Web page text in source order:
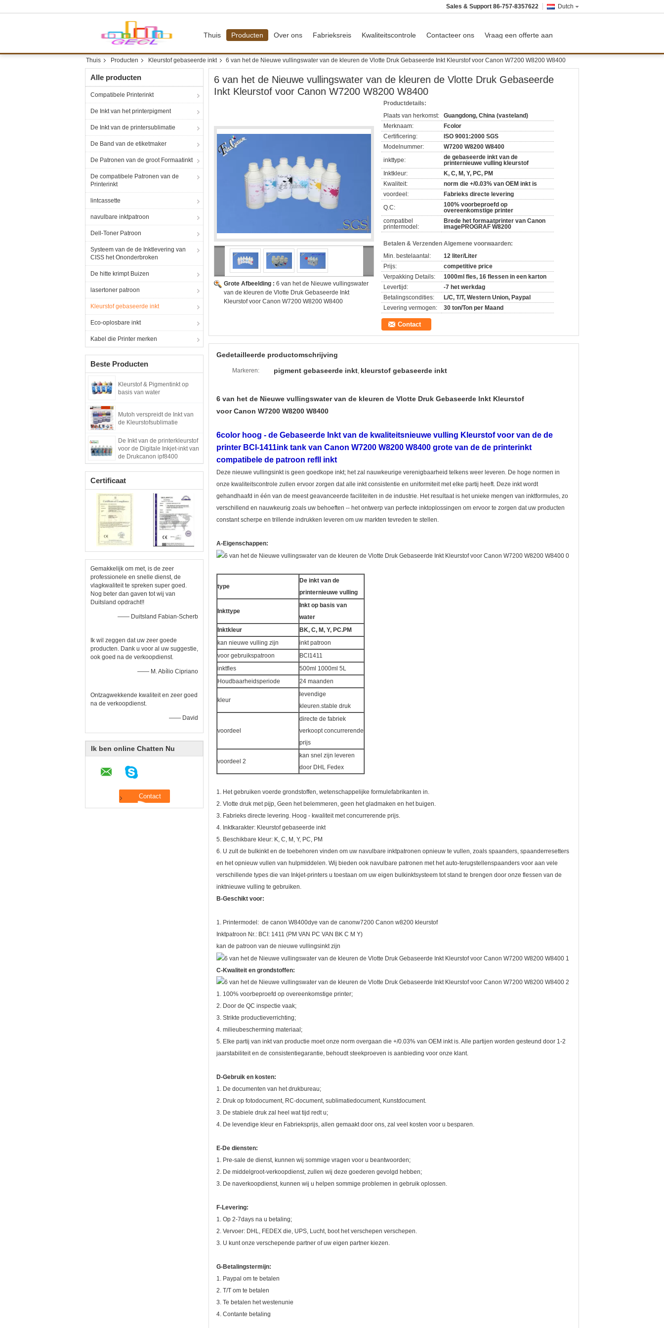
Dutch
Sales & Support 86-757-8357622
Thuis Producten Over ons Fabrieksreis Kwaliteitscontrole Contacteer ons Vraag een offerte aan
Thuis Producten Kleurstof gebaseerde inkt 6 van het de Nieuwe vullingswater van de kleuren de Vlotte Druk Gebaseerde Inkt Kleurstof voor Canon W7200 W8200 W8400
Alle producten
Compatibele Printerinkt
De Inkt van het printerpigment
De Inkt van de printersublimatie
De Band van de etiketmaker
De Patronen van de groot Formaatinkt
De compatibele Patronen van de
Printerinkt
lintcassette
navulbare inktpatroon
Dell-Toner Patroon
Systeem van de de Inktlevering van
CISS het Ononderbroken
De hitte krimpt Buizen
lasertoner patroon
Kleurstof gebaseerde inkt
Eco-oplosbare inkt
Kabel die Printer merken
Beste Producten
Kleurstof & Pigmentinkt op
basis van water
Mutoh verspreidt de Inkt van
de Kleurstofsublimatie
De Inkt van de printerkleurstof
voor de Digitale Inkjet-inkt van
de Drukcanon ipf8400
Certificaat
Gemakkelijk om met, is de zeer
professionele en snelle dienst, de
vlagkwaliteit te spreken super goed.
Nog beter dan gaven tot wij van
Duitsland opdracht!!
—— Duitsland Fabian-Scherb
Ik wil zeggen dat uw zeer goede
producten. Dank u voor al uw suggestie,
ook goed na de verkoopdienst.
—— M. Abílio Cipriano
Ontzagwekkende kwaliteit en zeer goed
na de verkoopdienst.
—— David
Ik ben online Chatten Nu
6 van het de Nieuwe vullingswater van de kleuren de Vlotte Druk Gebaseerde
Inkt Kleurstof voor Canon W7200 W8200 W8400
Grote Afbeelding : 6 van het de Nieuwe vullingswater
van de kleuren de Vlotte Druk Gebaseerde Inkt
Kleurstof voor Canon W7200 W8200 W8400
Productdetails:
Plaats van herkomst:
Guangdong, China (vasteland)
Merknaam:
Fcolor
Certificering:
ISO 9001:2000 SGS
Modelnummer:
W7200 W8200 W8400
inkttype:
de gebaseerde inkt van de
printernieuwe vulling kleurstof
Inktkleur:
K, C, M, Y, PC, PM
Kwaliteit:
norm die +/0.03% van OEM inkt is
voordeel:
Fabrieks directe levering
Q.C:
100% voorbeproefd op
overeenkomstige printer
compatibel
printermodel:
Brede het formaatprinter van Canon
imagePROGRAF W8200
Betalen & Verzenden Algemene voorwaarden:
Min. bestelaantal:
12 liter/Liter
Prijs:
competitive price
Verpakking Details:
1000ml fles, 16 flessen in een karton
Levertijd:
-7 het werkdag
Betalingscondities:
L/C, T/T, Western Union, Paypal
Levering vermogen:
30 ton/Ton per Maand
Contact
Gedetailleerde productomschrijving
Markeren: pigment gebaseerde inkt, kleurstof gebaseerde inkt
6 van het de Nieuwe vullingswater van de kleuren de Vlotte Druk Gebaseerde Inkt Kleurstof
voor Canon W7200 W8200 W8400
6color hoog - de Gebaseerde Inkt van de kwaliteitsnieuwe vulling Kleurstof voor van de de
printer BCI-1411ink tank van Canon W7200 W8200 W8400 grote van de de printerinkt
compatibele de patroon refll inkt
Deze nieuwe vullingsinkt is geen goedkope inkt; het zal nauwkeurige verenigbaarheid telkens weer leveren. De hoge normen in
onze kwaliteitscontrole zullen ervoor zorgen dat alle inkt consistentie en uniformiteit met elke partij heeft. Deze inkt wordt
gehandhaafd in één van de meest geavanceerde faciliteiten in de industrie. Het resultaat is het unieke mengen van inktformules, zo
verschillend en nauwkeurig zoals uw behoeften -- het ontwerp van perfecte inktoplossingen om ervoor te zorgen dat uw producten
constant scherpe en trillende indrukken leveren om uw markten tevreden te stellen.
A-Eigenschappen:
type
De inkt van de
printernieuwe vulling
Inkttype
Inkt op basis van
water
Inktkleur
BK, C, M, Y, PC.PM
kan nieuwe vulling zijn
inkt patroon
voor gebruikspatroon
BCI1411
inktfles
500ml 1000ml 5L
Houdbaarheidsperiode
24 maanden
kleur
levendige
kleuren.stable druk
voordeel
directe de fabriek
verkoopt concurrerende
prijs
voordeel 2
kan snel zijn leveren
door DHL Fedex
1. Het gebruiken voerde grondstoffen, wetenschappelijke formulefabrikanten in.
2. Vlotte druk met pijp, Geen het belemmeren, geen het gladmaken en het buigen.
3. Fabrieks directe levering. Hoog - kwaliteit met concurrerende prijs.
4. Inktkarakter: Kleurstof gebaseerde inkt
5. Beschikbare kleur: K, C, M, Y, PC, PM
6. U zult de bulkinkt en de toebehoren vinden om uw navulbare inktpatronen opnieuw te vullen, zoals spaanders, spaanderresetters
en het opnieuw vullen van hulpmiddelen. Wij bieden ook navulbare patronen met het auto-terugstellenspaanders voor aan vele
verschillende types die van Inkjet-printers u toestaan om uw eigen bulkinktsysteem tot stand te brengen door onze flessen van de
inktnieuwe vulling te gebruiken.
B-Geschikt voor:
1. Printermodel: de canon W8400dye van de canonw7200 Canon w8200 kleurstof
Inktpatroon Nr.: BCI: 1411 (PM VAN PC VAN BK C M Y)
kan de patroon van de nieuwe vullingsinkt zijn
C-Kwaliteit en grondstoffen:
1. 100% voorbeproefd op overeenkomstige printer;
2. Door de QC inspectie vaak;
3. Strikte productieverrichting;
4. milieubescherming materiaal;
5. Elke partij van inkt van productie moet onze norm overgaan die +/0.03% van OEM inkt is. Alle partijen worden gesteund door 1-2
jaarstabiliteit en de consistentiegarantie, behoudt steekproeven is aanbieding voor onze klant.
D-Gebruik en kosten:
1. De documenten van het drukbureau;
2. Druk op fotodocument, RC-document, sublimatiedocument, Kunstdocument.
3. De stabiele druk zal heel wat tijd redt u;
4. De levendige kleur en Fabrieksprijs, allen gemaakt door ons, zal veel kosten voor u besparen.
E-De diensten:
1. Pre-sale de dienst, kunnen wij sommige vragen voor u beantwoorden;
2. De middelgroot-verkoopdienst, zullen wij deze goederen gevolgd hebben;
3. De naverkoopdienst, kunnen wij u helpen sommige problemen in gebruik oplossen.
F-Levering:
1. Op 2-7days na u betaling;
2. Vervoer: DHL, FEDEX die, UPS, Lucht, boot het verschepen verschepen.
3. U kunt onze verschepende partner of uw eigen partner kiezen.
G-Betalingstermijn:
1. Paypal om te betalen
2. T/T om te betalen
3. Te betalen het westenunie
4. Contante betaling